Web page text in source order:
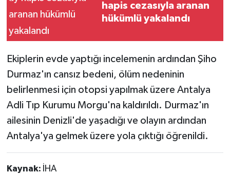
hapis cezasıyla aranan
hükümlü yakalandı
Ekiplerin evde yaptığı incelemenin ardından Şiho
Durmaz'ın cansız bedeni, ölüm nedeninin
belirlenmesi için otopsi yapılmak üzere Antalya
Adli Tıp Kurumu Morgu'na kaldırıldı. Durmaz'ın
ailesinin Denizli'de yaşadığı ve olayın ardından
Antalya'ya gelmek üzere yola çıktığı öğrenildi.
Kaynak: İHA